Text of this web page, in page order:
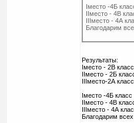
Iместо -4Б
IIместо - 4В
IIIместо - 4А
Благодарим
Результаты:
Iместо - 2В класс
IIместо - 2Б
IIIместо-2А класс
Iместо -4Б класс
IIместо - 4В
IIIместо - 4А
Благодарим